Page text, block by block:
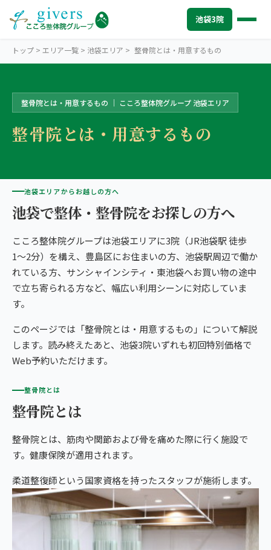
池袋3院
IKEBUKURO 池袋エリアトップ
STORES 池袋3院から探す
こころ整体院 池袋メトロポリタン口院
こころ整骨院 池袋西口院
3院の比較・選び方
腰痛
頭痛・偏頭痛
膝痛
ぎっくり腰
股関節痛
五十肩
椎間板ヘルニア
体の重だるさ
INFO 池袋エリアの情報
初めての方へ
料金
アクセス・営業時間
ご予約・お問い合わせ
TRUST 信頼の根拠
お客様の声
スタッフ紹介
医師・専門家の推薦
ABOUT US こころ整体院について
giversメソッドGIFT
ブランド全体トップ（全国125院）
全国の店舗一覧IKEBUKURO AREA
池袋の3院から、
あなたの一院を。
トップ > エリア一覧 > 池袋エリア > 整骨院とは・用意するもの
整骨院とは・用意するもの ｜ こころ整体院グループ 池袋エリア
整骨院とは・用意するもの
池袋エリアからお越しの方へ
池袋で整体・整骨院をお探しの方へ
こころ整体院グループは池袋エリアに3院（JR池袋駅 徒歩
1〜2分）を構え、豊島区にお住まいの方、池袋駅周辺で働か
れている方、サンシャインシティ・東池袋へお買い物の途中
で立ち寄られる方など、幅広い利用シーンに対応していま
す。
このページでは「整骨院とは・用意するもの」について解説
します。読み終えたあと、池袋3院いずれも初回特別価格で
Web予約いただけます。
整骨院とは
整骨院とは
整骨院とは、筋肉や関節および骨を痛めた際に行く施設で
す。健康保険が適用されます。
柔道整復師という国家資格を持ったスタッフが施術します。